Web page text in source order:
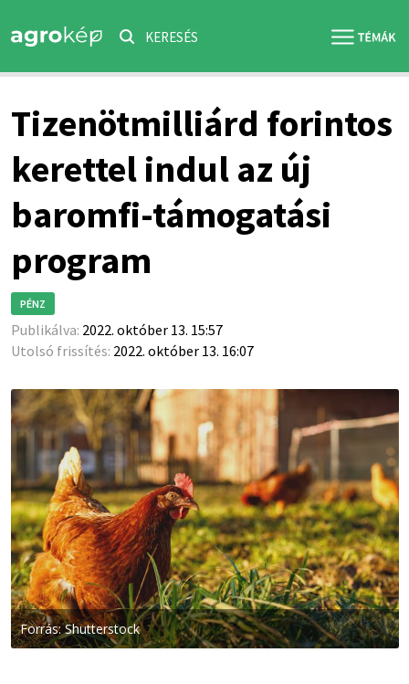
KERESÉS
Tizenötmilliárd forintos
kerettel indul az új
baromfi-támogatási
program
PÉNZ
Publikálva: 2022. október 13. 15:57
Utolsó frissítés: 2022. október 13. 16:07
Forrás: Shutterstock